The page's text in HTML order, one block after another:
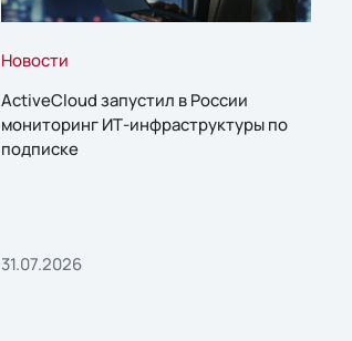
Новости
ActiveCloud запустил в России
мониторинг ИТ-инфраструктуры по
подписке
31.07.2026